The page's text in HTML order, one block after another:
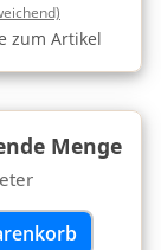
zum Artikel
Menge